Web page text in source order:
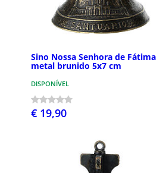
Sino Nossa Senhora de Fátima
metal brunido 5x7 cm
DISPONÍVEL
€ 19,90